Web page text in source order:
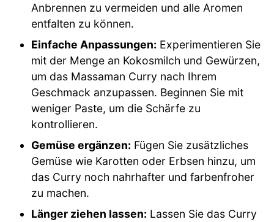
Anbrennen zu vermeiden und alle Aromen
entfalten zu können.
Einfache Anpassungen: Experimentieren Sie
mit der Menge an Kokosmilch und Gewürzen,
um das Massaman Curry nach Ihrem
Geschmack anzupassen. Beginnen Sie mit
weniger Paste, um die Schärfe zu
kontrollieren.
Gemüse ergänzen: Fügen Sie zusätzliches
Gemüse wie Karotten oder Erbsen hinzu, um
das Curry noch nahrhafter und farbenfroher
zu machen.
Länger ziehen lassen: Lassen Sie das Curry